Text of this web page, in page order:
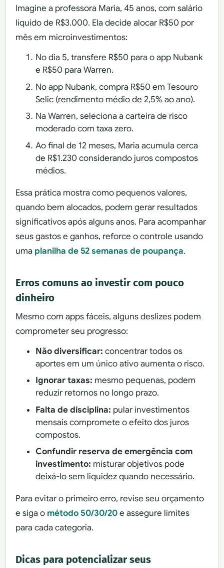
Imagine a professora Maria, 45 anos, com salário
líquido de R$3.000. Ela decide alocar R$50 por
mês em microinvestimentos:
No dia 5, transfere R$50 para o app Nubank
e R$50 para Warren.
No app Nubank, compra R$50 em Tesouro
Selic (rendimento médio de 2,5% ao ano).
Na Warren, seleciona a carteira de risco
moderado com taxa zero.
Ao final de 12 meses, Maria acumula cerca
de R$1.230 considerando juros compostos
médios.
Essa prática mostra como pequenos valores,
quando bem alocados, podem gerar resultados
significativos após alguns anos. Para acompanhar
seus gastos e ganhos, reforce o controle usando
uma planilha de 52 semanas de poupança.
Erros comuns ao investir com pouco
dinheiro
Mesmo com apps fáceis, alguns deslizes podem
comprometer seu progresso:
Não diversificar: concentrar todos os
aportes em um único ativo aumenta o risco.
Ignorar taxas: mesmo pequenas, podem
reduzir retornos no longo prazo.
Falta de disciplina: pular investimentos
mensais compromete o efeito dos juros
compostos.
Confundir reserva de emergência com
investimento: misturar objetivos pode
deixá-lo sem liquidez quando necessário.
Para evitar o primeiro erro, revise seu orçamento
e siga o método 50/30/20e assegure limites
para cada categoria.
Dicas para potencializar seus